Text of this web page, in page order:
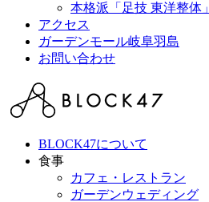
本格派「足技 東洋整体」
アクセス
ガーデンモール岐阜羽島
お問い合わせ
BLOCK47について
食事
カフェ・レストラン
ガーデンウェディング